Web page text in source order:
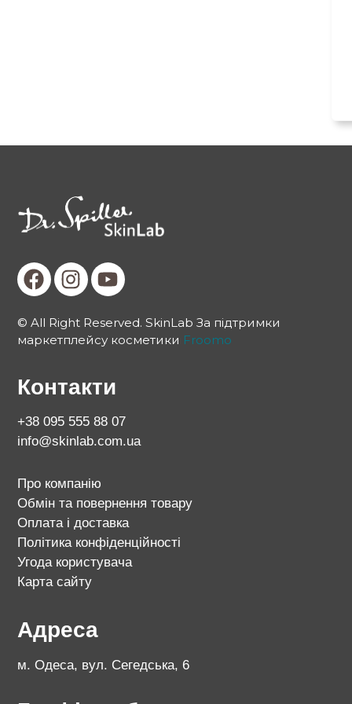
© All Right Reserved. SkinLab За підтримки
маркетплейсу косметики Froomo
Контакти
+38 095 555 88 07
info@skinlab.com.ua
Про компанію
Обмін та повернення товару
Оплата і доставка
Політика конфіденційності
Угода користувача
Карта сайту
Адреса
м. Одеса, вул. Сегедська, 6